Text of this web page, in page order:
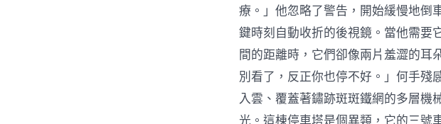
療。」他忽略了警告，開始緩慢地倒
鍵時刻自動收折的後視鏡。當他需要
間的距離時，它們卻像兩片羞澀的耳
別看了，反正你也停不好。」何手殘
入雲、覆蓋著鏽跡斑斑鐵網的多層機
光。這棟停車塔是個異類，它的三號